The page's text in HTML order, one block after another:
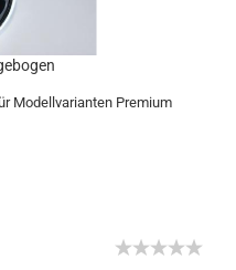
Modellvarianten Premium